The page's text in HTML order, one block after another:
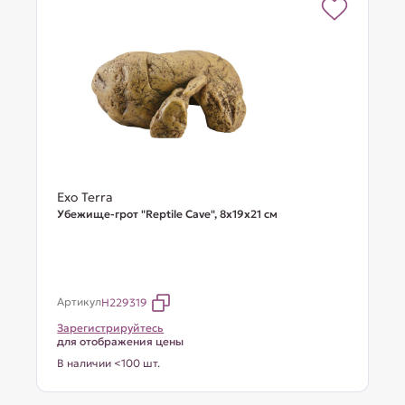
Exo Terra
Убежище-грот "Reptile Cave", 8x19x21 см
АртикулH229319
Зарегистрируйтесь
для отображения цены
В наличии <100 шт.